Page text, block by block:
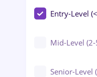
Entry-Level
Mid-Level
Senior-Level